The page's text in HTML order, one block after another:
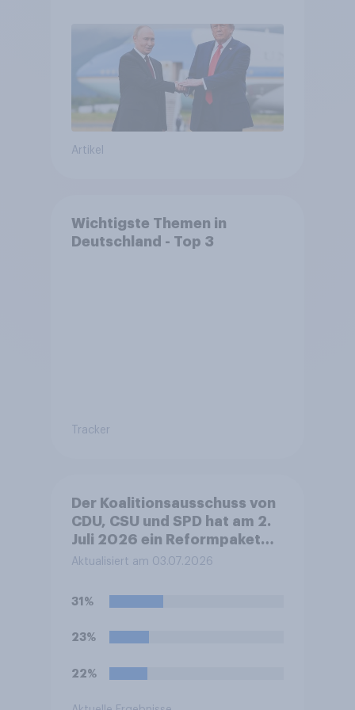
Bedrohungen und Bündnisse
bewerten
Artikel
Wichtigste Themen in
Deutschland - Top 3
Tracker
Der Koalitionsausschuss von
CDU, CSU und SPD hat am 2.
Juli 2026 ein Reformpaket
vorgestellt. Dieses umfasst
bei Steuern, Rente,
Gesundheit und Pflege sowie
zum Bürokratieabbau.
erwarten Sie insgesamt von
Zukunft Deutschlands?
Aktualisiert am 03.07.2026
31%
23%
22%